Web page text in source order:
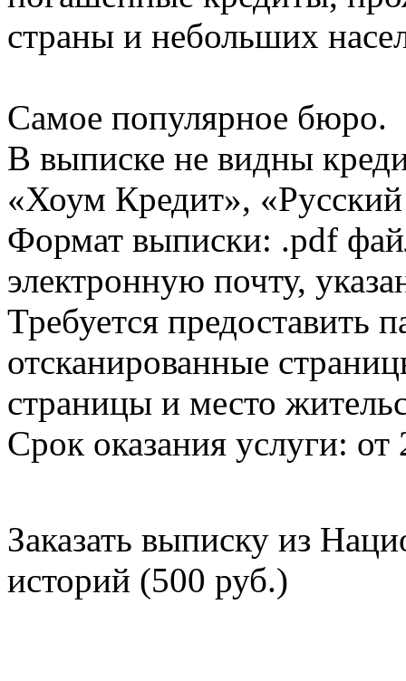
страны и небольших
Самое популярное бюро.
В выписке не видны
«Хоум Кредит»,
Формат выписки: .pdf
электронную почту,
Требуется предоставить
отсканированные
страницы и место
Срок оказания услуги: от
Заказать выписку из
историй (500 руб.)